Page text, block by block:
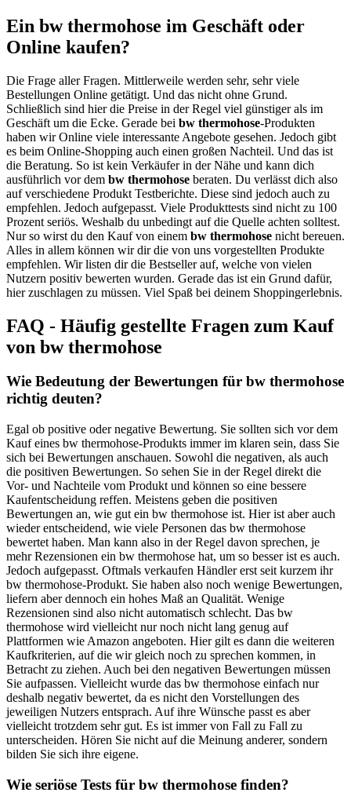
Ein bw thermohose im Geschäft oder
Online kaufen?
Die Frage aller Fragen. Mittlerweile werden sehr, sehr viele
Bestellungen Online getätigt. Und das nicht ohne Grund.
Schließlich sind hier die Preise in der Regel viel günstiger als im
Geschäft um die Ecke. Gerade bei bw thermohose-Produkten
haben wir Online viele interessante Angebote gesehen. Jedoch gibt
es beim Online-Shopping auch einen großen Nachteil. Und das ist
die Beratung. So ist kein Verkäufer in der Nähe und kann dich
ausführlich vor dem bw thermohose beraten. Du verlässt dich also
auf verschiedene Produkt Testberichte. Diese sind jedoch auch zu
empfehlen. Jedoch aufgepasst. Viele Produkttests sind nicht zu 100
Prozent seriös. Weshalb du unbedingt auf die Quelle achten solltest.
Nur so wirst du den Kauf von einem bw thermohose nicht bereuen.
Alles in allem können wir dir die von uns vorgestellten Produkte
empfehlen. Wir listen dir die Bestseller auf, welche von vielen
Nutzern positiv bewerten wurden. Gerade das ist ein Grund dafür,
hier zuschlagen zu müssen. Viel Spaß bei deinem Shoppingerlebnis.
FAQ - Häufig gestellte Fragen zum Kauf
von bw thermohose
Wie Bedeutung der Bewertungen für bw thermohose
richtig deuten?
Egal ob positive oder negative Bewertung. Sie sollten sich vor dem
Kauf eines bw thermohose-Produkts immer im klaren sein, dass Sie
sich bei Bewertungen anschauen. Sowohl die negativen, als auch
die positiven Bewertungen. So sehen Sie in der Regel direkt die
Vor- und Nachteile vom Produkt und können so eine bessere
Kaufentscheidung reffen. Meistens geben die positiven
Bewertungen an, wie gut ein bw thermohose ist. Hier ist aber auch
wieder entscheidend, wie viele Personen das bw thermohose
bewertet haben. Man kann also in der Regel davon sprechen, je
mehr Rezensionen ein bw thermohose hat, um so besser ist es auch.
Jedoch aufgepasst. Oftmals verkaufen Händler erst seit kurzem ihr
bw thermohose-Produkt. Sie haben also noch wenige Bewertungen,
liefern aber dennoch ein hohes Maß an Qualität. Wenige
Rezensionen sind also nicht automatisch schlecht. Das bw
thermohose wird vielleicht nur noch nicht lang genug auf
Plattformen wie Amazon angeboten. Hier gilt es dann die weiteren
Kaufkriterien, auf die wir gleich noch zu sprechen kommen, in
Betracht zu ziehen. Auch bei den negativen Bewertungen müssen
Sie aufpassen. Vielleicht wurde das bw thermohose einfach nur
deshalb negativ bewertet, da es nicht den Vorstellungen des
jeweiligen Nutzers entsprach. Auf ihre Wünsche passt es aber
vielleicht trotzdem sehr gut. Es ist immer von Fall zu Fall zu
unterscheiden. Hören Sie nicht auf die Meinung anderer, sondern
bilden Sie sich ihre eigene.
Wie seriöse Tests für bw thermohose finden?